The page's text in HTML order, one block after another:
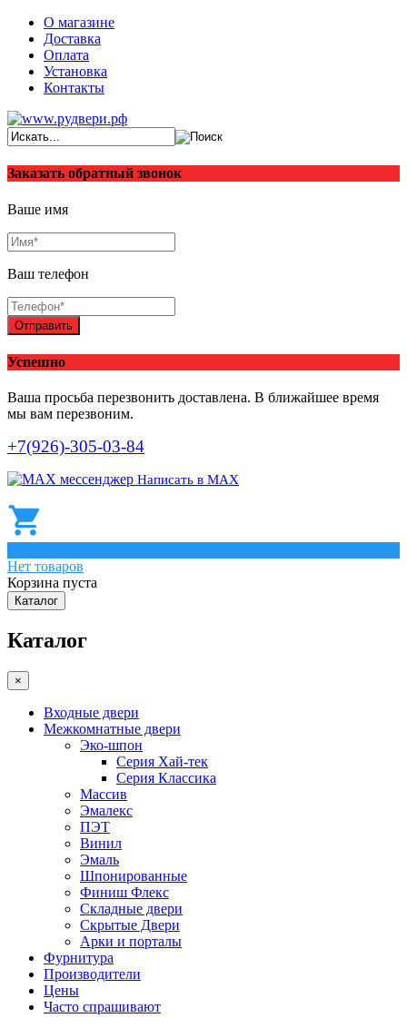
О магазине
Доставка
Оплата
Установка
Контакты
Заказать обратный звонок
Ваше имя
Ваш телефон
Отправить
Успешно
Ваша просьба перезвонить доставлена. В ближайшее время
мы вам перезвоним.
+7(926)-305-03-84
Написать в МАХ
Нет товаров
Корзина пуста
Каталог
Каталог
×
Входные двери
Межкомнатные двери
Эко-шпон
Серия Хай-тек
Серия Классика
Массив
Эмалекс
ПЭТ
Винил
Эмаль
Шпонированные
Финиш Флекс
Складные двери
Скрытые Двери
Арки и порталы
Фурнитура
Производители
Цены
Часто спрашивают